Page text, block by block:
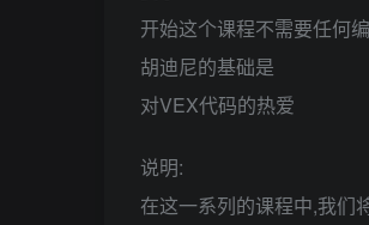
开始这个课程不需要任何
胡迪尼的基础是
对VEX代码的热爱
说明:
在这一系列的课程中,我们